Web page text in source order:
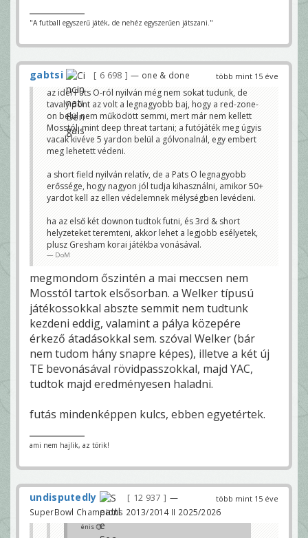
"A futball egyszerű játék, de nehéz egyszerűen játszani."
több mint 15 éve
gabtsi 6 698 — one & done
az idei Pats O-ról nyilván még nem sokat tudunk, de
tavaly pont az volt a legnagyobb baj, hogy a red-zone-
on belül nem működött semmi, mert már nem kellett
Mosstól, mint deep threat tartani; a futójáték meg úgyis
vacak kivéve 5 yardon belül a gólvonalnál, egy embert
meg lehetett védeni.
a short field nyilván relatív, de a Pats O legnagyobb
erőssége, hogy nagyon jól tudja kihasználni, amikor 50+
yardot kell az ellen védelemnek mélységben levédeni.
ha az első két downon tudtok futni, és 3rd & short
helyzeteket teremteni, akkor lehet a legjobb esélyetek,
plusz Gresham korai játékba vonásával.
DoM
megmondom őszintén a mai meccsen nem
Mosstól tartok elsősorban. a Welker típusú
játékossokkal abszte semmit nem tudtunk
kezdeni eddig, valamint a pálya közepére
érkező átadásokkal sem. szóval Welker (bár
nem tudom hány snapre képes), illetve a két új
TE bevonásával rövidpasszokkal, majd YAC,
tudtok majd eredményesen haladni.
futás mindenképpen kulcs, ebben egyetértek.
ami nem hajlik, az törik!
több mint 15 éve
undisputedly 12 937
—
SuperBowl Champions 2013/2014 II 2025/2026
énis 😊